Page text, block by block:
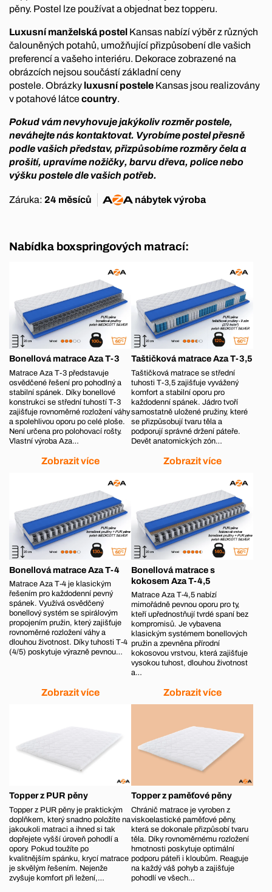
pěny. Postel lze používat a objednat bez topperu.
Luxusní manželská postel Kansas nabízí výběr z různých
čalouněných potahů, umožňující přizpůsobení dle vašich
preferencí a vašeho interiéru. Dekorace zobrazené na
obrázcích nejsou součástí základní ceny
postele. Obrázky luxusní postele Kansas jsou realizovány
v potahové látcecountry.
Pokud vám nevyhovuje jakýkoliv rozměr postele,
neváhejte nás kontaktovat. Vyrobíme postel přesně
podle vašich představ, přizpůsobíme rozměry čela a
prošití, upravíme nožičky, barvu dřeva, police nebo
výšku postele dle vašich potřeb.
Záruka: 24 měsíců nábytekvýroba
Nabídka boxspringových matrací:
Bonellová matrace Aza T-3
Matrace Aza T-3 představuje
osvědčené řešení pro pohodlný a
stabilní spánek. Díky bonellové
konstrukci se střední tuhostí T-3
zajišťuje rovnoměrné rozložení váhy
a spolehlivou oporu po celé ploše.
Není určena pro polohovací rošty.
Vlastní výroba Aza…
Zobrazit více
Taštičková matrace Aza T-3,5
Taštičková matrace se střední
tuhosti T-3,5 zajišťuje vyvážený
komfort a stabilní oporu pro
každodenní spánek. Jádro tvoří
samostatně uložené pružiny, které
se přizpůsobují tvaru těla a
podporují správné držení páteře.
Devět anatomických zón…
Zobrazit více
Bonellová matrace Aza T-4
Matrace Aza T‑4 je klasickým
řešením pro každodenní pevný
spánek. Využívá osvědčený
bonellový systém se spirálovým
propojením pružin, který zajišťuje
rovnoměrné rozložení váhy a
dlouhou životnost. Díky tuhosti T‑4
(4/5) poskytuje výrazně pevnou…
Zobrazit více
Bonellová matrace s
kokosem Aza T-4,5
Matrace Aza T‑4,5 nabízí
mimořádně pevnou oporu pro ty,
kteří upřednostňují tvrdé spaní bez
kompromisů. Je vybavena
klasickým systémem bonellových
pružin a zpevněna přírodní
kokosovou vrstvou, která zajišťuje
vysokou tuhost, dlouhou životnost
a…
Zobrazit více
Topper z PUR pěny
Topper z PUR pěny je praktickým
doplňkem, který snadno položíte na
jakoukoli matraci a ihned si tak
dopřejete vyšší úroveň pohodlí a
opory. Pokud toužíte po
kvalitnějším spánku, krycí matrace
je skvělým řešením. Nejenže
zvyšuje komfort při ležení,…
Topper z paměťové pěny
Chránič matrace je vyroben z
viskoelastické paměťové pěny,
která se dokonale přizpůsobí tvaru
těla. Díky rovnoměrnému rozložení
hmotnosti poskytuje optimální
podporu páteři i kloubům. Reaguje
na každý váš pohyb a zajišťuje
pohodlí ve všech…